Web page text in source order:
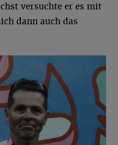
versuchte er es mit
dann auch das